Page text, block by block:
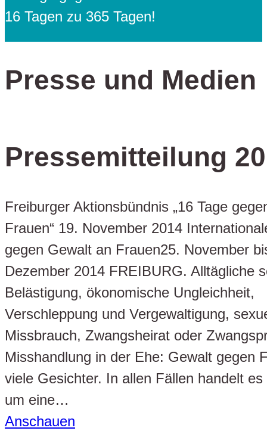
16 Tagen zu 365 Tagen!
Presse und Medien
Pressemitteilung
Freiburger Aktionsbündnis „16 Tage
Frauen“ 19. November 2014
gegen Gewalt an Frauen25. November
Dezember 2014 FREIBURG. Alltägliche
Belästigung, ökonomische Ungleichheit,
Verschleppung und Vergewaltigung,
Missbrauch, Zwangsheirat oder
Misshandlung in der Ehe: Gewalt gegen
viele Gesichter. In allen Fällen handelt
um eine…
Anschauen